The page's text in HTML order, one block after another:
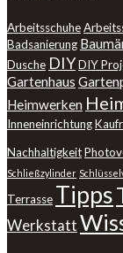
Arbeitsschuhe
Badsanierung
Dusche DIYDIY
Gartenhaus
Heimwerken
Inneneinrichtung
Nachhaltigkeit
Schließzylinder
Terrasse Tipps
Werkstatt